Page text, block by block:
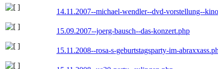
14.11.2007--michael-wendler--dvd-vorstellung--
15.09.2007--joerg-bausch--das-konzert.php
15.11.2008--rosa-s-geburtstagsparty-im-